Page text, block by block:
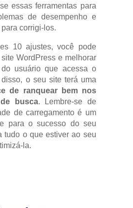
essas ferramentas para
de desempenho e
corrigi-los.
10 ajustes, você pode
WordPress e melhorar
usuário que acessa o
o seu site terá uma
de ranquear bem nos
busca. Lembre-se de
de carregamento é um
para o sucesso do seu
tudo o que estiver ao seu
la.